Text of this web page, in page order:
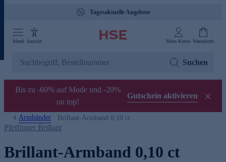
Tagesaktuelle Angebote
Menü Ansicht Mein Konto Warenkorb
Suchen
Bis zu -60% auf Mode und -20%
on top!
Gutschein aktivieren
Armbänder Brillant-Armband 0,10 ct
Pfeffinger Brillant
Brillant-Armband 0,10 ct